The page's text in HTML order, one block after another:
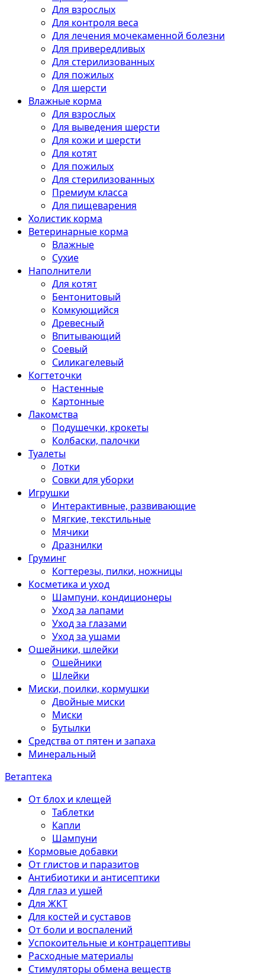
Для взрослых
Для контроля веса
Для лечения мочекаменной болезни
Для привередливых
Для стерилизованных
Для пожилых
Для шерсти
Влажные корма
Для взрослых
Для выведения шерсти
Для кожи и шерсти
Для котят
Для пожилых
Для стерилизованных
Премиум класса
Для пищеварения
Холистик корма
Ветеринарные корма
Влажные
Сухие
Наполнители
Для котят
Бентонитовый
Комкующийся
Древесный
Впитывающий
Соевый
Силикагелевый
Когтеточки
Настенные
Картонные
Лакомства
Подушечки, крокеты
Колбаски, палочки
Туалеты
Лотки
Совки для уборки
Игрушки
Интерактивные, развивающие
Мягкие, текстильные
Мячики
Дразнилки
Груминг
Когтерезы, пилки, ножницы
Косметика и уход
Шампуни, кондиционеры
Уход за лапами
Уход за глазами
Уход за ушами
Ошейники, шлейки
Ошейники
Шлейки
Миски, поилки, кормушки
Двойные миски
Миски
Бутылки
Средства от пятен и запаха
Минеральный
Ветаптека
От блох и клещей
Таблетки
Капли
Шампуни
Кормовые добавки
От глистов и паразитов
Антибиотики и антисептики
Для глаз и ушей
Для ЖКТ
Для костей и суставов
От боли и воспалений
Успокоительные и контрацептивы
Расходные материалы
Стимуляторы обмена веществ